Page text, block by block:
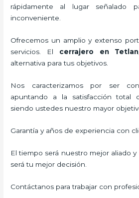
rápidamente al lugar señalado
inconveniente.
Ofrecemos un amplio y extenso
servicios. El cerrajero en Tetlan
alternativa para tus objetivos.
Nos caracterizamos por ser
apuntando a la satisfacción total
siendo ustedes nuestro mayor
Garantía y años de experiencia con
El tiempo será nuestro mejor aliado y
será tu mejor decisión.
Contáctanos para trabajar con